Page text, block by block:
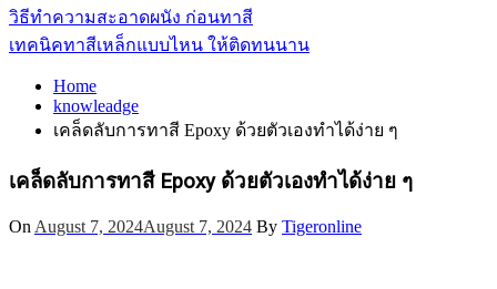
วิธีทำความสะอาดผนัง ก่อนทาสี
เทคนิคทาสีเหล็กแบบไหน ให้ติดทนนาน
Home
knowleadge
เคล็ดลับการทาสี Epoxy ด้วยตัวเองทำได้ง่าย ๆ
เคล็ดลับการทาสี Epoxy ด้วยตัวเองทำได้ง่าย ๆ
OnAugust 7, 2024August 7, 2024 By Tigeronline